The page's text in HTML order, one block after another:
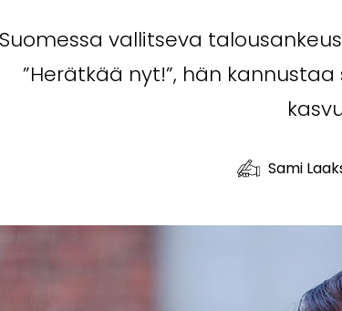
Suomessa vallitseva
”Herätkää nyt!”, hän
Sami